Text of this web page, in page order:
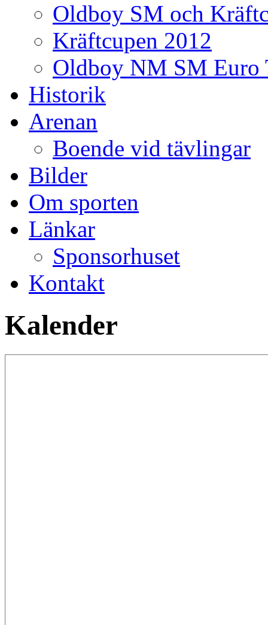
Oldboy SM och
Kräftcupen 2012
Oldboy NM SM Euro
Historik
Arenan
Boende vid tävlingar
Bilder
Om sporten
Länkar
Sponsorhuset
Kontakt
Kalender